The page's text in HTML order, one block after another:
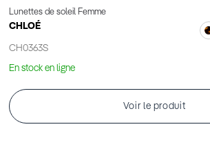
Lunettes de soleil Femme
CHLOÉ
CH0363S
En stock en ligne
Voir le produit